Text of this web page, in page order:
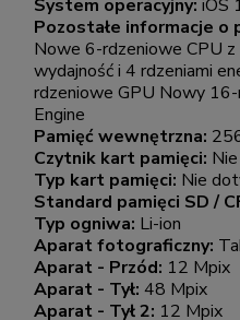
System operacyjny: iOS
Pozostałe informacje o
Nowe 6-rdzeniowe CPU z
wydajność i 4 rdzeniami
rdzeniowe GPU Nowy
Engine
Pamięć wewnętrzna:
Czytnik kart pamięci: Nie
Typ kart pamięci: Nie
Standard pamięci SD /
Typ ogniwa: Li-ion
Aparat fotograficzny:
Aparat - Przód: 12 Mpix
Aparat - Tył: 48 Mpix
Aparat - Tył 2: 12 Mpix